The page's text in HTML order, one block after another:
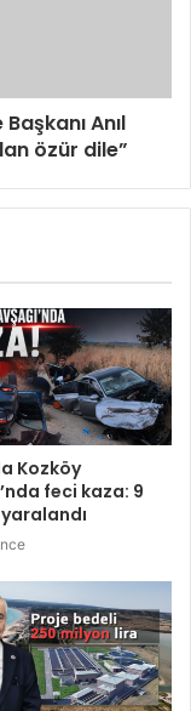
Anıl
özür dile”
Kozköy
feci kaza: 9